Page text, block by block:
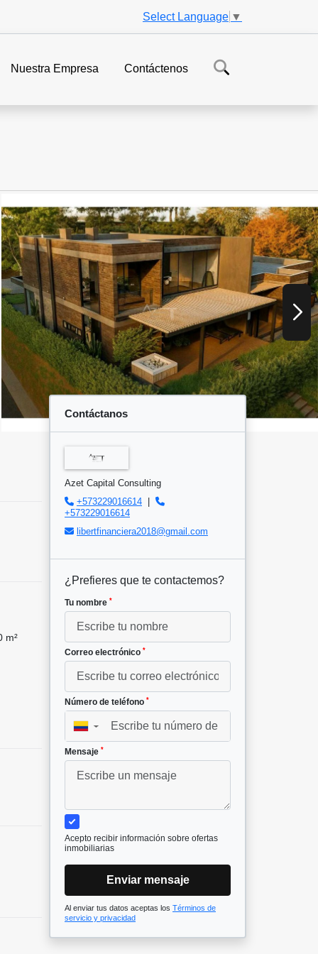
Select Language ▼
Nuestra Empresa Contáctenos
m²
Contáctanos
Azet Capital Consulting
+573229016614
+573229016614
libertfinanciera2018@gmail.com
¿Prefieres que te contactemos?
Tu nombre *
Correo electrónico *
Número de teléfono *
▼
Mensaje *
Acepto recibir información sobre ofertas
inmobiliarias
Enviar mensaje
Al enviar tus datos aceptas los Términos de
servicio y privacidad